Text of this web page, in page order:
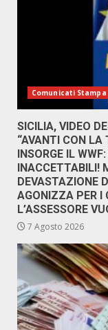
Comunicati Stampa
SICILIA, VIDEO
“AVANTI CON LA
INSORGE IL
INACCETTABILI!
DEVASTAZIONE
AGONIZZA PER I
L’ASSESSORE
7 Agosto 2026